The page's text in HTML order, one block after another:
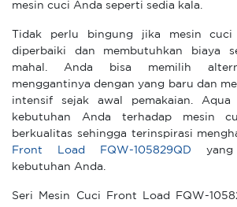
mesin cuci Anda seperti sedia kala.
Tidak perlu bingung jika mesin
diperbaiki dan membutuhkan biaya
mahal. Anda bisa memilih
menggantinya dengan yang baru dan
intensif sejak awal pemakaian. Aqua
kebutuhan Anda terhadap mesin
berkualitas sehingga terinspirasi
Front Load FQW-105829QD yang
kebutuhan Anda.
Seri Mesin Cuci Front Load FQW-